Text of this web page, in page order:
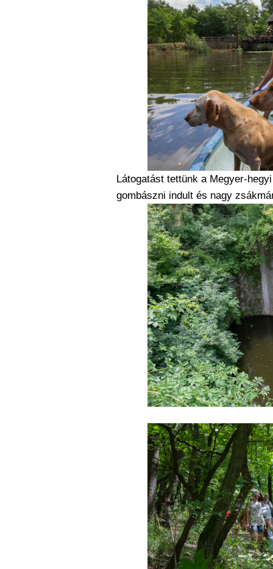
Látogatást tettünk a Megyer-
gombászni indult és nagy